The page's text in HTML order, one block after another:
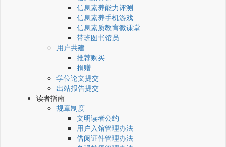
信息素养能力评测
信息素养手机游戏
信息素质教育微课堂
带班图书馆员
用户共建
推荐购买
捐赠
学位论文提交
出站报告提交
读者指南
规章制度
文明读者公约
用户入馆管理办法
借阅证件管理办法